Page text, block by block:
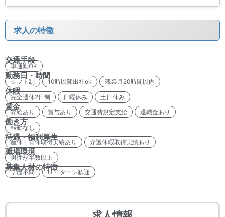
求人の特徴
交通手段
車通勤OK
勤務日・時間
シフト制 10時以降出社ok 残業月20時間以内
休暇
完全週休2日制 日曜休み 土日休み
賃金
昇給あり 賞与あり 交通費規定支給 退職金あり
働き方
転勤なし
待遇・福利厚生
産休・育休取得実績あり 介護休暇取得実績あり
職場環境
男性が半数以上
募集人材の特徴
学歴不問 U・Iターン歓迎